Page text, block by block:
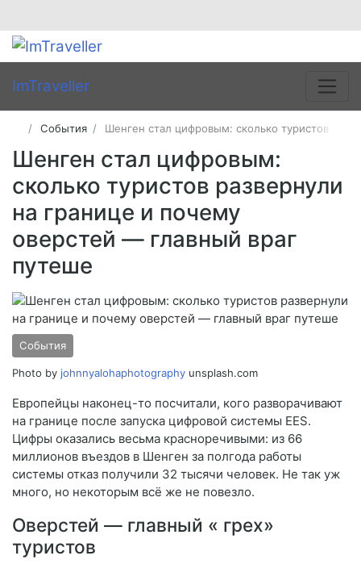
ImTraveller
События Шенген стал цифровым: сколько туристов
Шенген стал цифровым:
сколько туристов развернули
на границе и почему
оверстей — главный враг
путеше
События
Photo by johnnyalohaphotography unsplash.com
Европейцы наконец-то посчитали, кого разворачивают
на границе после запуска цифровой системы EES.
Цифры оказались весьма красноречивыми: из 66
миллионов въездов в Шенген за полгода работы
системы отказ получили 32 тысячи человек. Не так уж
много, но некоторым всё же не повезло.
Оверстей — главный « грех»
туристов